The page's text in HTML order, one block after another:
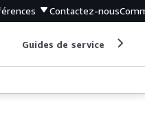
Contactez-nous
Guides de service